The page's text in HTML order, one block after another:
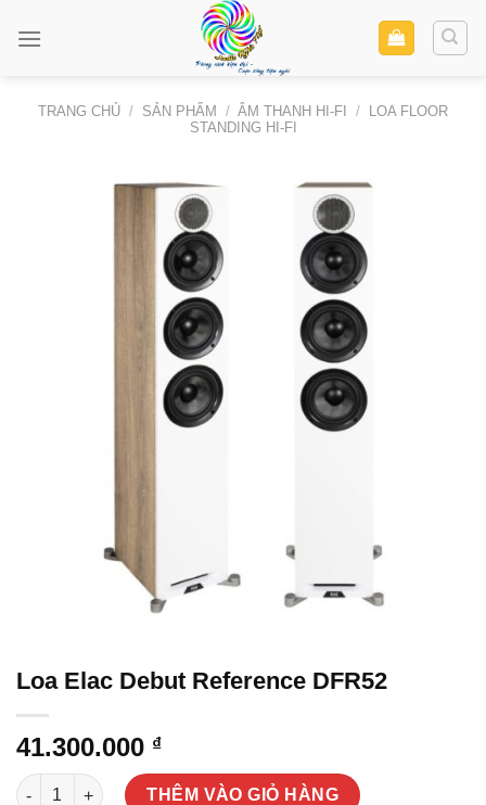
TRANG CHỦ / SẢN PHẨM / ÂM THANH HI-FI /
LOA FLOOR
STANDING HI-FI
Loa Elac Debut Reference DFR52
41.300.000 ₫
Loa Elac Debut Reference DFR52 số lượng
THÊM VÀO GIỎ HÀNG